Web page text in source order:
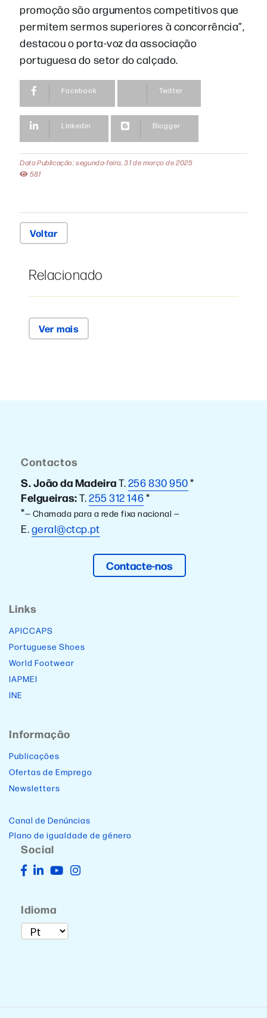
promoção são argumentos competitivos que
permitem sermos superiores à concorrência”,
destacou o porta-voz da associação
portuguesa do setor do calçado.
Facebook Twitter
Linkedin Blogger
Data Publicação: segunda-feira, 31 de março de 2025
581
Voltar
Relacionado
Ver mais
Contactos
S. João da MadeiraT.256 830 950*
Felgueiras:T.255 312 146*
*— Chamada para a rede fixa nacional —
E.geral@ctcp.pt
Contacte-nos
Links
APICCAPS
Portuguese Shoes
World Footwear
IAPMEI
INE
Informação
Publicações
Ofertas de Emprego
Newsletters
Canal de Denúncias
Plano de igualdade de género
Social
Idioma